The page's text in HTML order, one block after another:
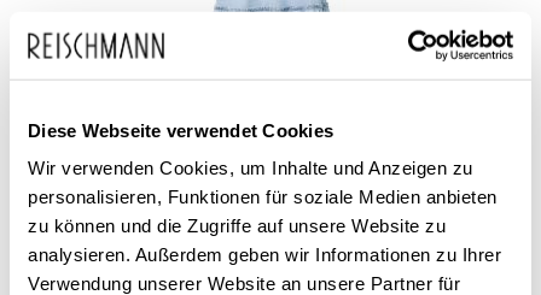
Diese Webseite verwendet Cookies
Wir verwenden Cookies, um Inhalte und Anzeigen zu
personalisieren, Funktionen für soziale Medien anbieten
zu können und die Zugriffe auf unsere Website zu
analysieren. Außerdem geben wir Informationen zu Ihrer
Verwendung unserer Website an unsere Partner für
Drykorn
Damen Maxikleid LUMIRA
189,95 €
129,99 €